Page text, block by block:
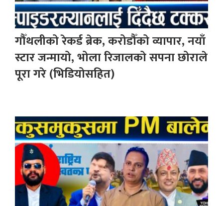
गौँथलीको रेकर्ड ब्रेक, करोडौँको व्यापार, नयाँ
स्टार जन्मायो, भोला रिजालको सपना छोराले
पूरा गरे (भिडियोसहित)